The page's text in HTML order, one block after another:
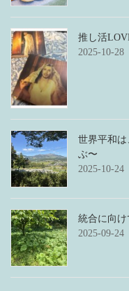
推し活
2025-10-28
世界平和
ぶ〜
2025-10-24
統合に向け
2025-09-24